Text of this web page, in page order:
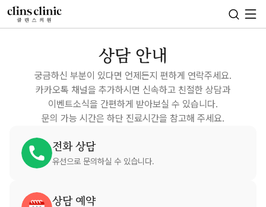
상담 안내
궁금하신 부분이 있다면 언제든지 편하게 연락주세요.
카카오톡 채널을 추가하시면 신속하고 친절한 상담과
이벤트소식을 간편하게 받아보실 수 있습니다.
문의 가능 시간은 하단 진료시간을 참고해 주세요.
전화 상담
유선으로 문의하실 수 있습니다.
상담 예약